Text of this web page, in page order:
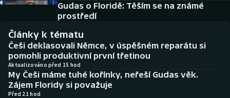
Baseball a softbal
Basketbal
Biatlon
Boby a skeleton
Historické návraty
Aplikace ČT sport
AZ kvíz
Gudas o Floridě: Těším se na známé
prostředí
Články k tématu
Češi deklasovali Němce, v úspěšném reparátu si
pomohli produktivní první třetinou
Aktualizováno před 15 hod
My Češi máme tuhé kořínky, neřeší Gudas věk.
Zájem Floridy si považuje
Před 21 hod